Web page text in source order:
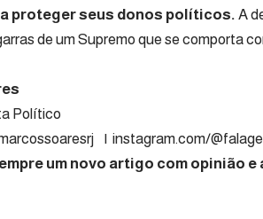
proteger seus donos políticos. A
de um Supremo que se comporta
– Analista
| instagram.com/
um novo artigo com opinião